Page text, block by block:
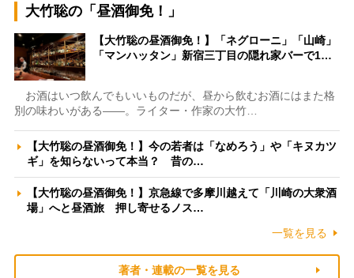
大竹聡の「昼酒御免！」
【大竹聡の昼酒御免！】「ネグローニ」「山崎」
「マンハッタン」新宿三丁目の隠れ家バーで1…
お酒はいつ飲んでもいいものだが、昼から飲むお酒にはまた格
別の味わいがある――。ライター・作家の大竹…
【大竹聡の昼酒御免！】今の若者は「なめろう」や「キヌカツ
ギ」を知らないって本当？ 昔の…
【大竹聡の昼酒御免！】京急線で多摩川越えて「川崎の大衆酒
場」へと昼酒旅 押し寄せるノス…
一覧を見る
著者・連載の一覧を見る